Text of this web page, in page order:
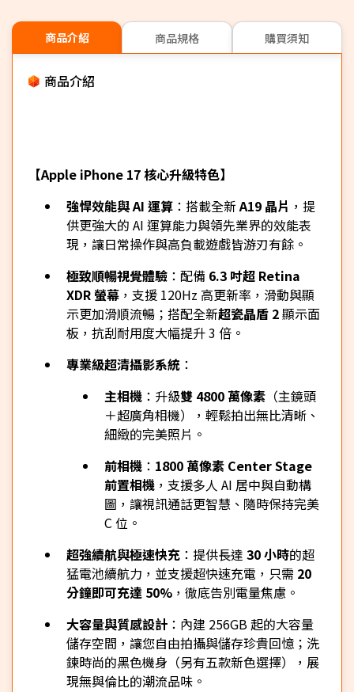
商品介紹 商品規格 購買須知
商品介紹
【Apple iPhone 17 核心升級特色】
強悍效能與 AI 運算 ：搭載全新A19 晶片 ，提
供更強大的 AI 運算能力與領先業界的效能表
現，讓日常操作與高負載遊戲皆游刃有餘。
極致順暢視覺體驗 ：配備 6.3 吋超 Retina
XDR 螢幕 ，支援 120Hz 高更新率，滑動與顯
示更加滑順流暢； 搭配全新超瓷晶盾 2顯示面
板，抗刮耐用度大幅提升 3 倍。
專業級超清攝影系統 ：
主相機 ：升級雙 4800 萬像素 （主鏡頭
＋超廣角相機），輕鬆拍出無比清晰、
細緻的完美照片。
前相機 ： 1800 萬像素 Center Stage
前置相機 ，支援多人 AI 居中與自動構
圖，讓視訊通話更智慧、隨時保持完美
C 位。
超強續航與極速快充 ：提供長達 30 小時的超
猛電池續航力，並支援超快速充電，只需 20
分鐘即可充達 50% ，徹底告別電量焦慮。
大容量與質感設計 ：內建 256GB 起的大容量
儲存空間，讓您自由拍攝與儲存珍貴回憶；洗
鍊時尚的黑色機身（另有五款新色選擇），展
現無與倫比的潮流品味。